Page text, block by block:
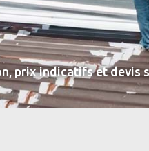
prix indicatifs et devis